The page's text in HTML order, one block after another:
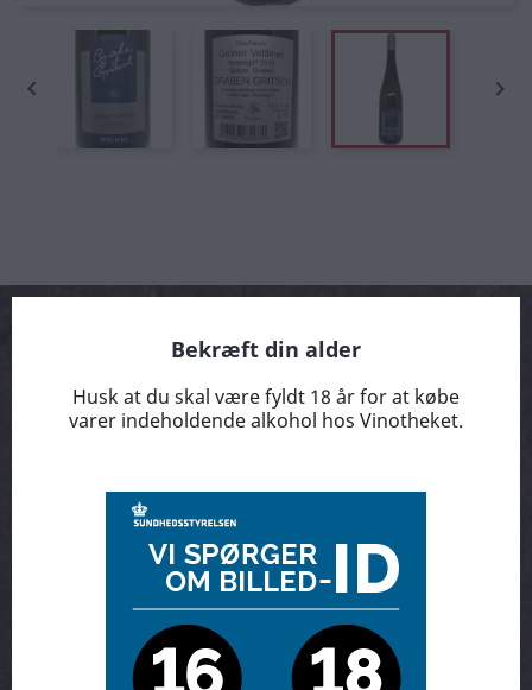
 
Arrangementer
Smage kasser
Bekræft din alder
Husk at du skal være fyldt 18 år for at købe
varer indeholdende alkohol hos Vinotheket.